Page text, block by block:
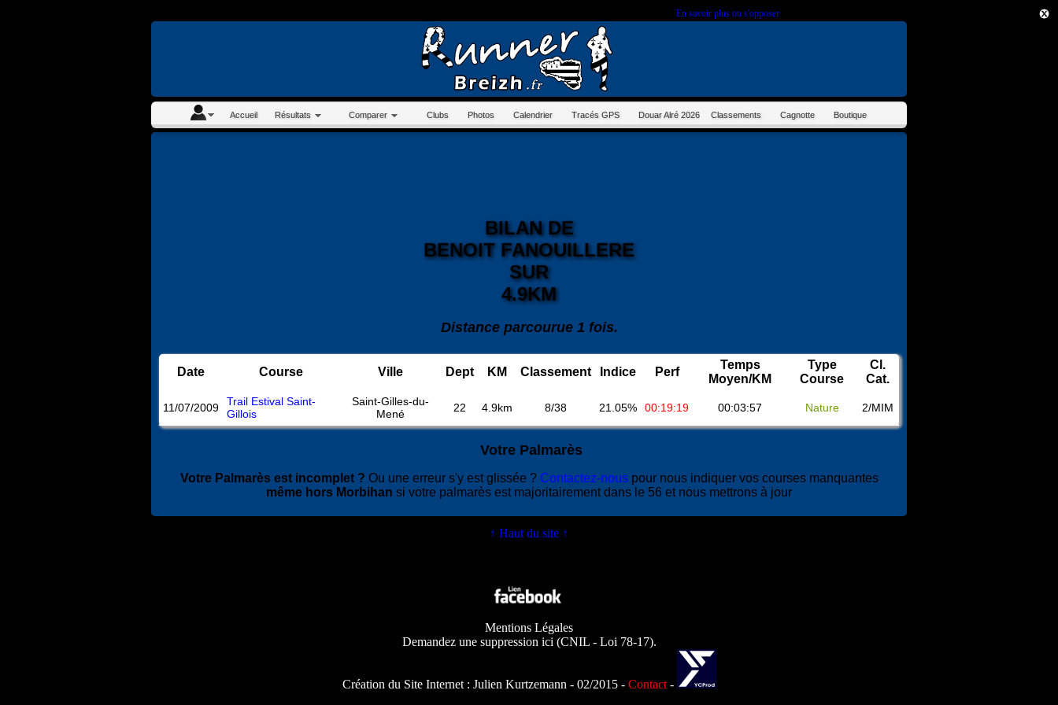
En savoir plus ou s'opposer.
Accueil Résultats Comparer Clubs Photos Calendrier Tracés GPS Douar Alré 2026 Classements Cagnotte Boutique
BILAN DE
BENOIT FANOUILLERE
SUR
4.9KM
Distance parcourue 1 fois.
Date Course Ville Dept KM Classement Indice Perf
Temps
Moyen/KM
Type
Course
Cl.
Cat.
11/07/2009
Trail Estival Saint-
Gillois
Saint-Gilles-du-
Mené
22 4.9km 8/38 21.05% 00:19:19 00:03:57 Nature 2/MIM
Votre Palmarès
Votre Palmarès est incomplet ? Ou une erreur s'y est glissée ? Contactez-nouspour nous indiquer vos courses manquantes
même hors Morbihan si votre palmarès est majoritairement dans le 56 et nous mettrons à jour
↑ Haut du site ↑
Mentions Légales
Demandez une suppression ici (CNIL - Loi 78-17).
Création du Site Internet : Julien Kurtzemann - 02/2015 - Contact-